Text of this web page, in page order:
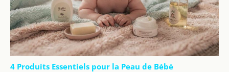
4 Produits Essentiels pour la Peau de Bébé